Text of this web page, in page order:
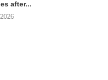
after...